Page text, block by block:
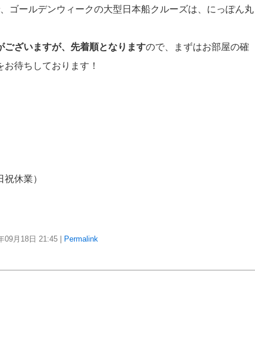
ゴールデンウィークの大型日本船クルーズは、にっぽん丸
ございますが、先着順となりますので、まずはお部屋の確
待ちしております！
休業）
09月18日 21:45 Permalink